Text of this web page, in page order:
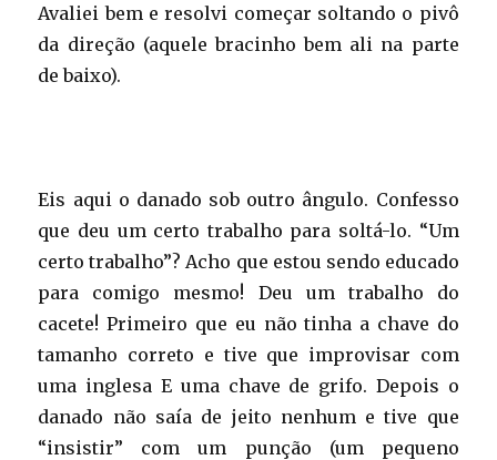
Avaliei bem e resolvi começar soltando o pivô
da direção (aquele bracinho bem ali na parte
de baixo).
Eis aqui o danado sob outro ângulo. Confesso
que deu um certo trabalho para soltá-lo. “Um
certo trabalho”? Acho que estou sendo educado
para comigo mesmo! Deu um trabalho do
cacete! Primeiro que eu não tinha a chave do
tamanho correto e tive que improvisar com
uma inglesa E uma chave de grifo. Depois o
danado não saía de jeito nenhum e tive que
“insistir” com um punção (um pequeno